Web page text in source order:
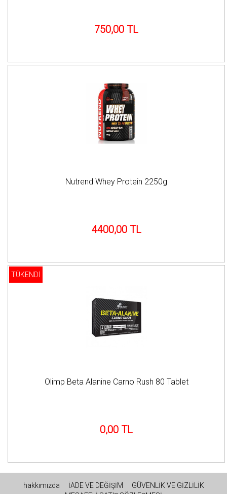
750,00 TL
Nutrend Whey Protein 2250g
4400,00 TL
TÜKENDİ
Olimp Beta Alanine Carno Rush 80 Tablet
0,00 TL
hakkımızda İADE VE DEĞİŞİM
GÜVENLİK VE GİZLİLİK